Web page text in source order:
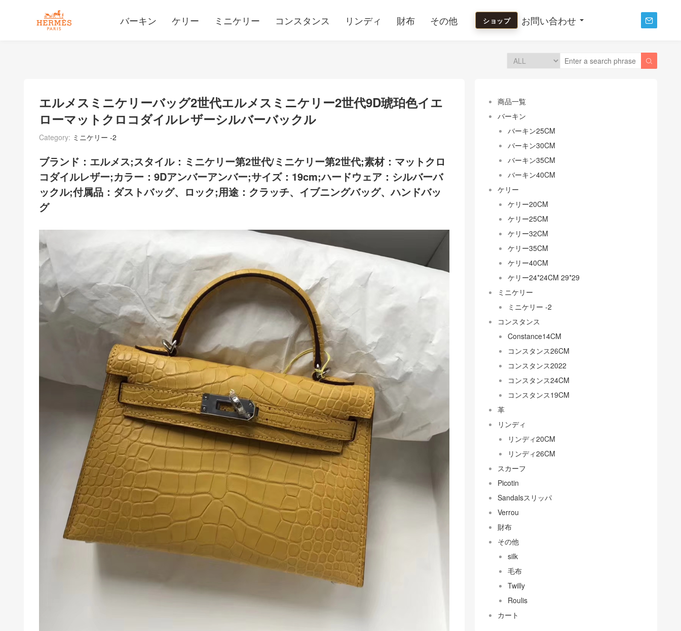
バーキン ケリー ミニケリー コンスタンス リンディ 財布 その他 ショップ お問い合わせ 

エルメスミニケリーバッグ2世代エルメスミニケリー2​​世代9D琥珀色イエ
ローマットクロコダイルレザーシルバーバックル
Category: ミニケリー -2
ブランド：エルメス;スタイル：ミニケリー第2世代/ミニケリー第2世代;素材：マットクロ
コダイルレザー;カラー：9Dアンバーアンバー;サイズ：19cm;ハードウェア：シルバーバ
ックル;付属品：ダストバッグ、ロック;用途：クラッチ、イブニングバッグ、ハンドバッ
グ
商品一覧
バーキン
バーキン25CM
バーキン30CM
バーキン35CM
バーキン40CM
ケリー
ケリー20CM
ケリー25CM
ケリー32CM
ケリー35CM
ケリー40CM
ケリー24*24CM 29*29
ミニケリー
ミニケリー -2
コンスタンス
Constance14CM
コンスタンス26CM
コンスタンス2022
コンスタンス24CM
コンスタンス19CM
革
リンディ
リンディ20CM
リンディ26CM
スカーフ
Picotin
Sandalsスリッパ
Verrou
財布
その他
silk
毛布
Twilly
Roulis
カート